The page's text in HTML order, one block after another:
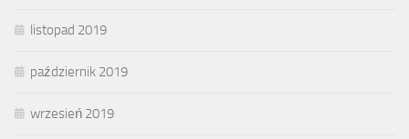
listopad 2019
październik 2019
wrzesień 2019